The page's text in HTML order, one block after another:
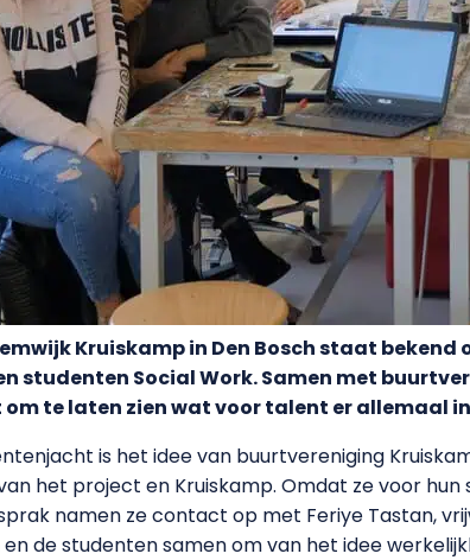
Kruiskamp in Den Bosch staat
studenten Social Work. Samen met
te laten zien wat voor talent er allemaal
is het idee van buurtvereniging
het project en Kruiskamp. Omdat ze voor
namen ze contact op met Feriye Tastan,
de studenten samen om van het idee